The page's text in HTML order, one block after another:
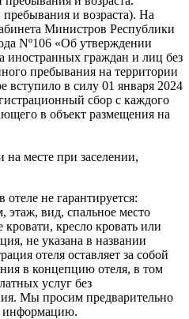
и возраста). На
Министров Республики
Nº106 «Об утверждении
иностранных граждан и лиц без
пребывания на территории
вступило в силу 01 января 2024
сбор с каждого
в объект размещения на
на месте при заселении,
не гарантируется:
этаж, вид, спальное место
кресло кровать или
не указана в названии
отеля оставляет за собой
в концепцию отеля, в том
услуг без
Мы просим предварительно
информацию.